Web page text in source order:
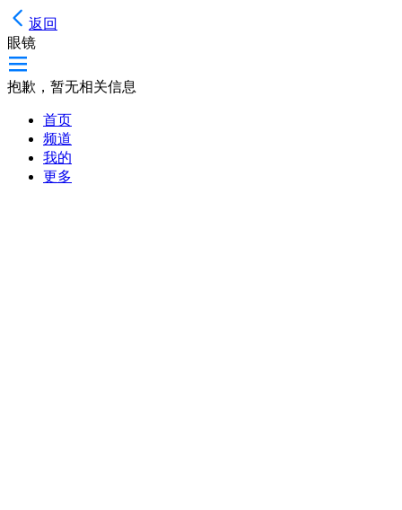
返回
眼镜
抱歉，暂无相关信息
首页
频道
我的
更多